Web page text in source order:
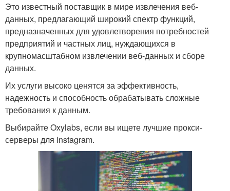
Это известный поставщик в мире извлечения веб-
данных, предлагающий широкий спектр функций,
предназначенных для удовлетворения потребностей
предприятий и частных лиц, нуждающихся в
крупномасштабном извлечении веб-данных и сборе
данных.
Их услуги высоко ценятся за эффективность,
надежность и способность обрабатывать сложные
требования к данным.
Выбирайте Oxylabs, если вы ищете лучшие прокси-
серверы для Instagram.